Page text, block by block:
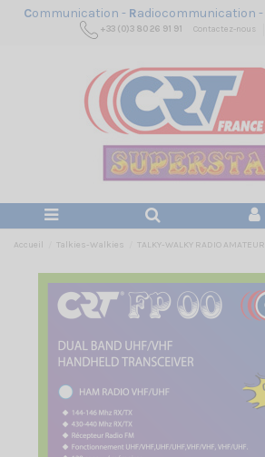
Communication - Radiocommunication -
+33 (0)3 80 26 91 91 Contactez-nous
Accueil Talkies-Walkies TALKY-WALKY RADIO AMATEUR